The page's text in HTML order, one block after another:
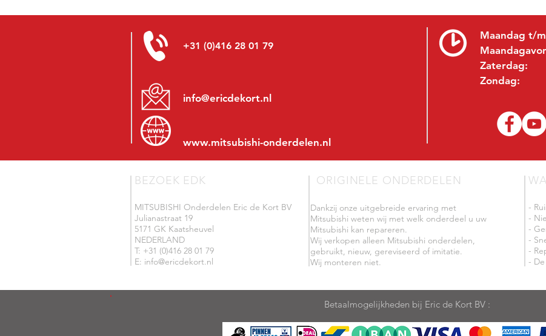
+31 (0)416 28 01 79
info@ericdekort.nl
www.mitsubishi-onderdelen.nl
Maandag t/
Zaterdag:
Zondag:
BEZOEK EDK
MITSUBISHI Onderdelen Eric de Kort BV
Julianastraat 19
5171 GK Kaatsheuvel
NEDERLAND
T: +31 (0)416 28 01 79
E: info@ericdekort.nl
ORIGINELE ONDERDELEN
Dankzij onze uitgebreide ervaring met
Mitsubishi weten wij met welk onderdeel u uw
Mitsubishi kan repareren.
Wij verkopen alleen Mitsubishi onderdelen,
gebruikt, nieuw, gereviseerd of imitatie.
Wij monteren niet.
-
-
-
-
-
-
Betaalmogelijkheden bij Eric de Kort BV :